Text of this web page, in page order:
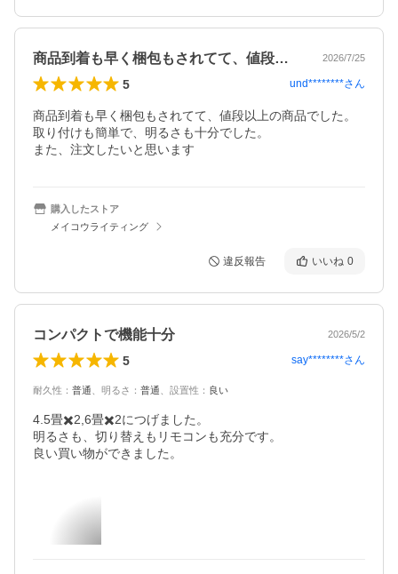
商品到着も早く梱包もされてて、値段以上… 2026/7/25
5 und********さん
商品到着も早く梱包もされてて、値段以上の商品でした。
取り付けも簡単で、明るさも十分でした。
また、注文したいと思います
購入したストア
メイコウライティング
違反報告 いいね 0
コンパクトで機能十分 2026/5/2
5 say********さん
耐久性 ： 普通 明るさ ： 普通 設置性 ： 良い
4.5畳✖️2,6畳✖️2につげました。
明るさも、切り替えもリモコンも充分です。
良い買い物ができました。